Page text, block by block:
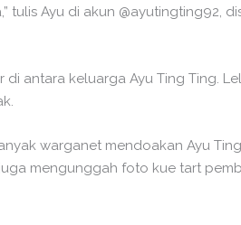
tulis Ayu di akun @ayutingting92,
di antara keluarga Ayu Ting Ting.
warganet mendoakan Ayu
mengunggah foto kue tart